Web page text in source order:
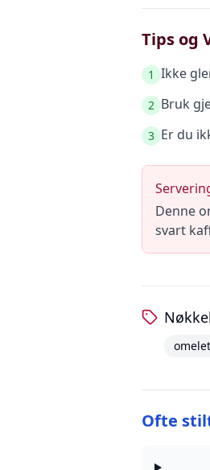
Tips og
1 Ikke
2 Bruk
3 Er du
Denne
svart
Ofte